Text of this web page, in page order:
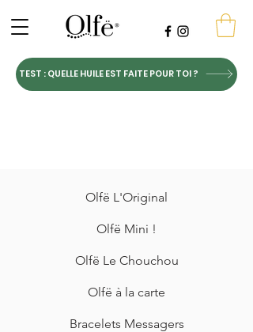
TEST : QUELLE HUILE EST FAITE POUR TOI ?
Olfë L'Original
Olfë Mini !
Olfë Le Chouchou
Olfë à la carte
Bracelets Messagers